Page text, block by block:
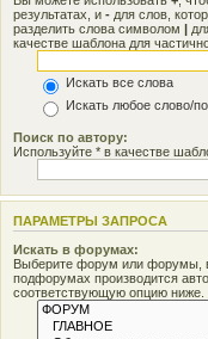
результатах, и - для слов,
разделить слова символом |
качестве шаблона для
Искать все слова
Искать любое слово/
Поиск по автору:
Используйте * в качестве
ПАРАМЕТРЫ ЗАПРОСА
Искать в форумах:
Выберите форум или форумы,
подфорумах производится
соответствующую опцию ниже.